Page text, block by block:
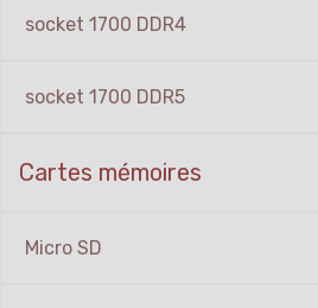
socket 1700 DDR4
socket 1700 DDR5
Cartes mémoires
Micro SD